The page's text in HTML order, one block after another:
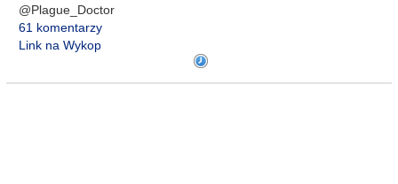
@Plague_Doctor
61 komentarzy
Link na Wykop